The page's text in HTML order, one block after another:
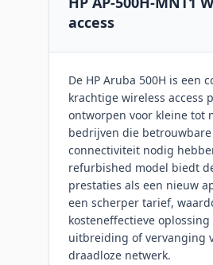
access
De HP Aruba 500H is een
krachtige wireless access
ontworpen voor kleine tot
bedrijven die betrouwbare
connectiviteit nodig
refurbished model biedt
prestaties als een nieuw
een scherper tarief,
kosteneffectieve oplossing
uitbreiding of vervanging
draadloze netwerk.